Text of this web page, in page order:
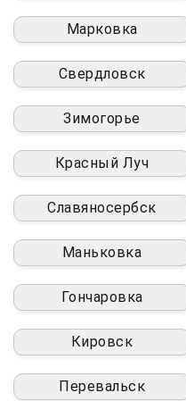
Марковка
Свердловск
Зимогорье
Красный Луч
Славяносербск
Маньковка
Гончаровка
Кировск
Перевальск